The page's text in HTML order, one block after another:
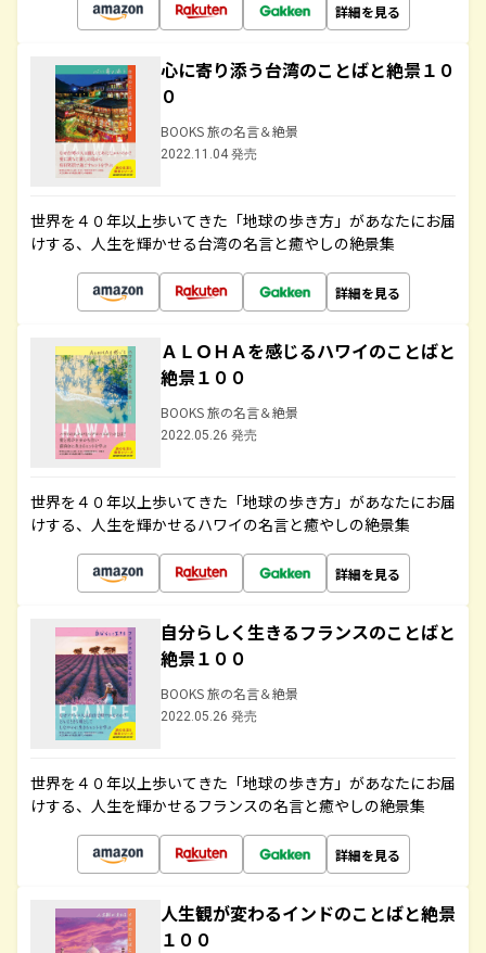
詳細を見る
心に寄り添う台湾のことばと絶景１０
０
BOOKS 旅の名言＆絶景
2022.11.04 発売
世界を４０年以上歩いてきた「地球の歩き方」があなたにお届
けする、人生を輝かせる台湾の名言と癒やしの絶景集
詳細を見る
ＡＬＯＨＡを感じるハワイのことばと
絶景１００
BOOKS 旅の名言＆絶景
2022.05.26 発売
世界を４０年以上歩いてきた「地球の歩き方」があなたにお届
けする、人生を輝かせるハワイの名言と癒やしの絶景集
詳細を見る
自分らしく生きるフランスのことばと
絶景１００
BOOKS 旅の名言＆絶景
2022.05.26 発売
世界を４０年以上歩いてきた「地球の歩き方」があなたにお届
けする、人生を輝かせるフランスの名言と癒やしの絶景集
詳細を見る
人生観が変わるインドのことばと絶景
１００